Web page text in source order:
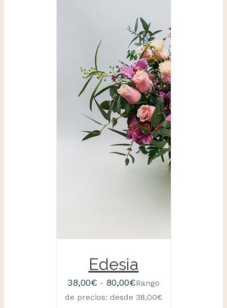
SELECCIONAR
OPCIONES
/
DETALLES
Edesia
38,00€ - 80,00€Rango
de precios: desde 38,00€